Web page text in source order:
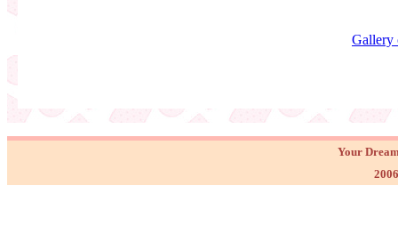
Gallery
Your